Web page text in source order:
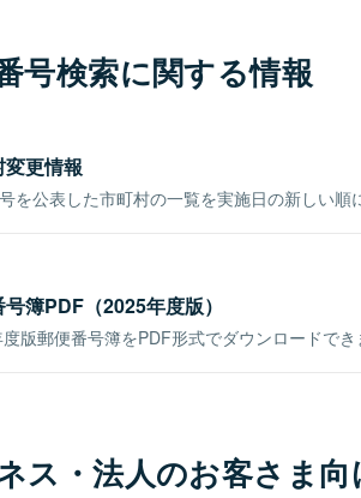
号検索に関する情報
更情報
を公表した市町村の一覧を実施日の新しい順
簿PDF（2025年度版）
版郵便番号簿をPDF形式でダウンロードでき
ス・法人のお客さま向